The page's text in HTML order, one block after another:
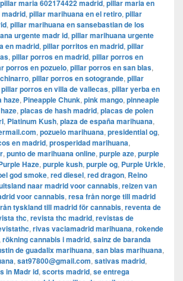
pillar maria 602174422 madrid, pillar maria en
, pillar marihuana en el retiro, pillar
, pillar marihuana en sansebastian de los
urgente madr id, pillar marihuana urgente
en madrid, pillar porritos en madrid, pillar
, pillar porros en madrid, pillar porros en
porros en pozuelo, pillar porros en san blas,
, pillar porros en sotogrande, pillar
pillar porros en villa de vallecas, pillar yerba en
haze, Pineapple Chunk, pink mango, pinneaple
, placas de hash madrid, placas de polen
, Platinum Kush, plaza de españa marihuana,
, pozuelo marihuana, presidential og,
en madrid, prosperidad marihuana,
, punto de marihuana online, purple aze, purple
Haze, purple kush, purple og, Purple Urkle,
god smoke, red diesel, red dragon, Reino
naar madrid voor cannabis, reizen van
voor cannabis, resa från norge till madrid
tyskland till madrid för cannabis, reventa de
thc, revista thc madrid, revistas de
, rivas vaciamadrid marihuana, rokende
rökning cannabis i madrid, sainz de baranda
de guadalix marihuana, san blas marihuana,
, sat97800@gmail.com, sativas madrid,
in Madr id, scorts madrid, se entrega